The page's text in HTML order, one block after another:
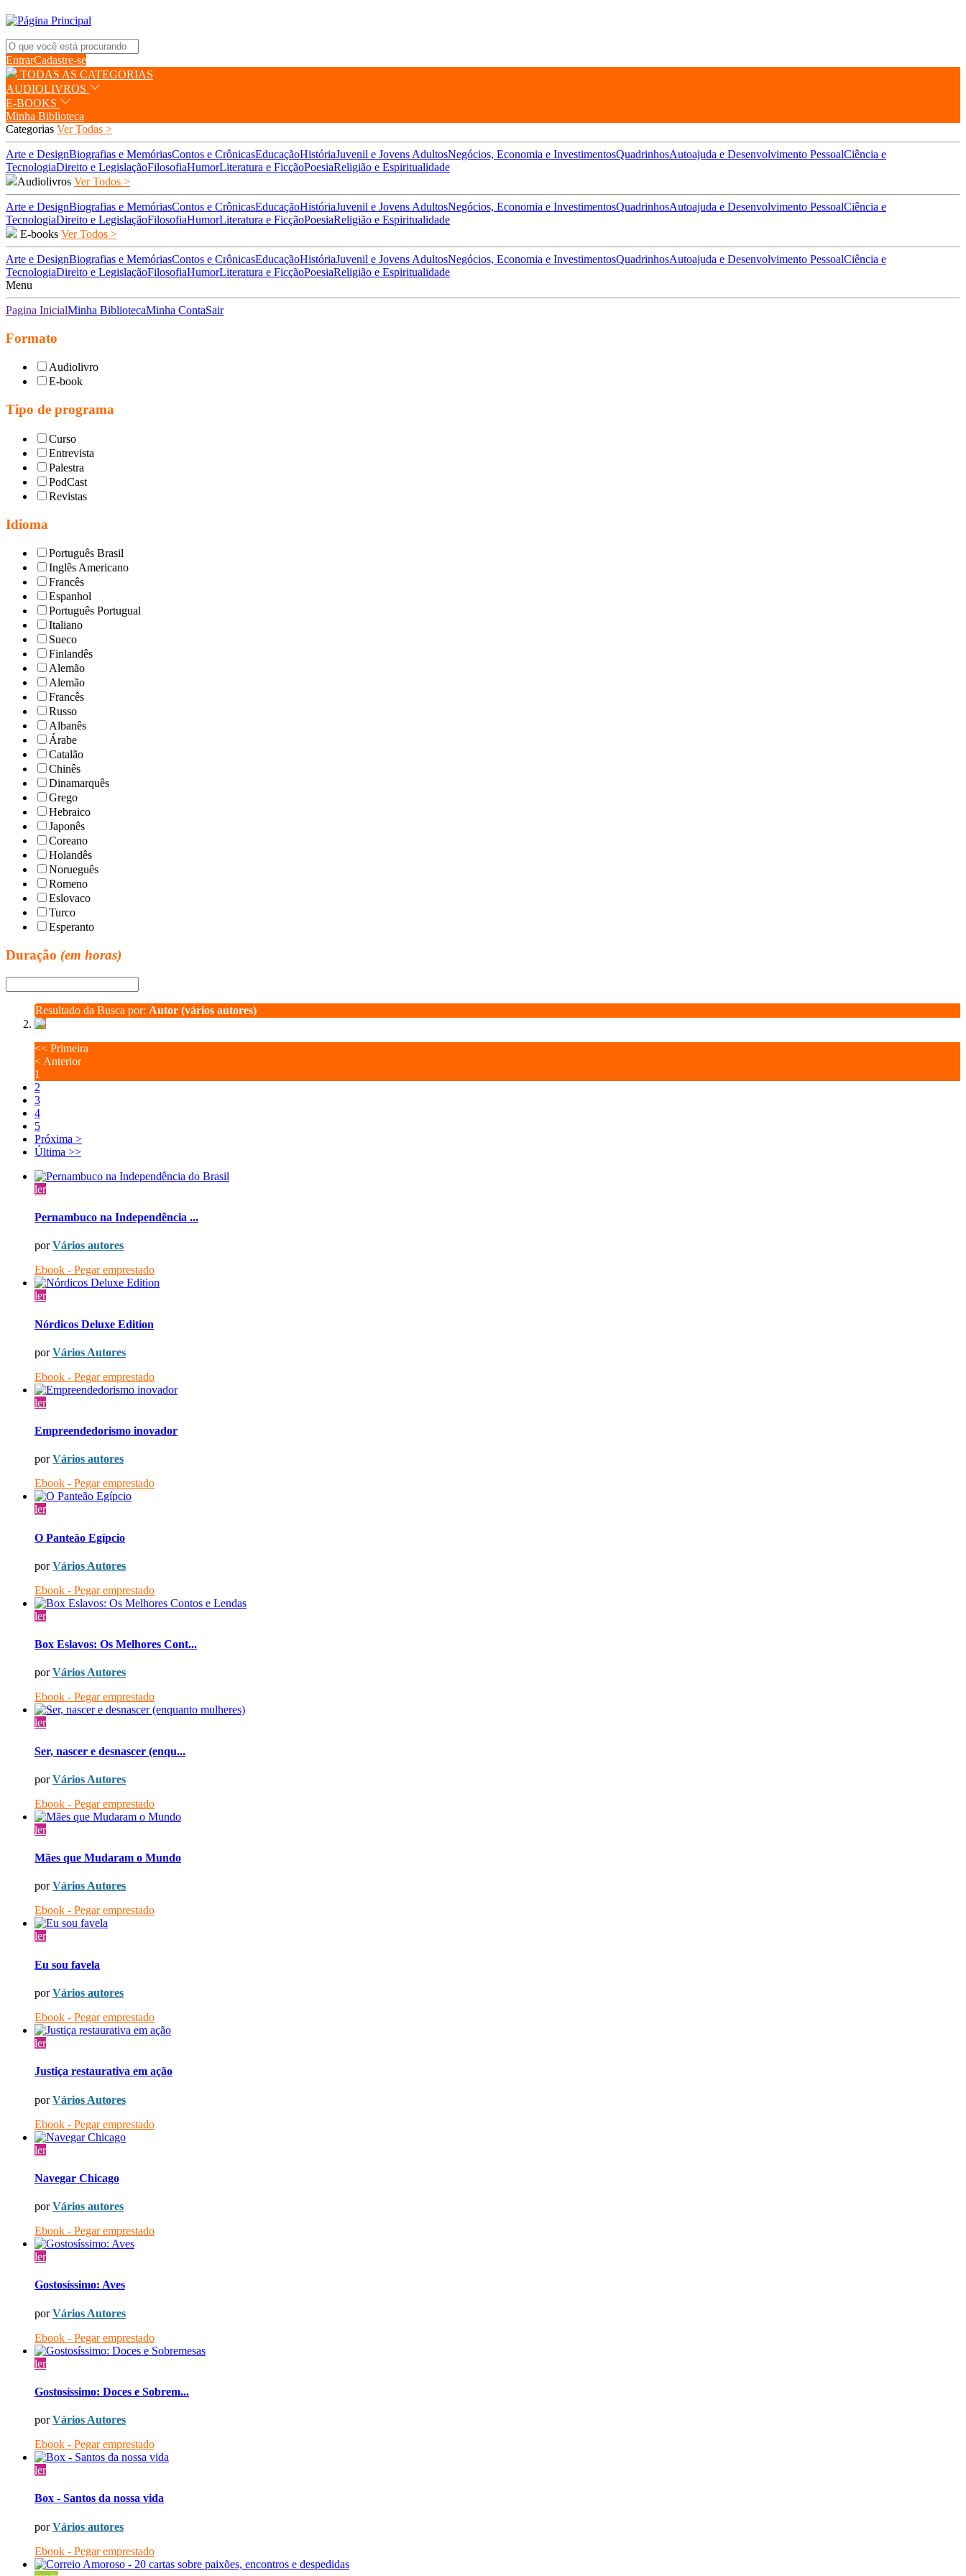
EntrarCadastre-se
TODAS AS CATEGORIAS
AUDIOLIVROS
E-BOOKS
Minha Biblioteca
Categorias Ver Todas >
Arte e DesignBiografias e MemóriasContos e CrônicasEducaçãoHistóriaJuvenil e Jovens AdultosNegócios, Economia e InvestimentosQuadrinhosAutoajuda e Desenvolvimento PessoalCiência e
TecnologiaDireito e LegislaçãoFilosofiaHumorLiteratura e FicçãoPoesiaReligião e Espiritualidade
Audiolivros Ver Todos >
Arte e DesignBiografias e MemóriasContos e CrônicasEducaçãoHistóriaJuvenil e Jovens AdultosNegócios, Economia e InvestimentosQuadrinhosAutoajuda e Desenvolvimento PessoalCiência e
TecnologiaDireito e LegislaçãoFilosofiaHumorLiteratura e FicçãoPoesiaReligião e Espiritualidade
E-books Ver Todos >
Arte e DesignBiografias e MemóriasContos e CrônicasEducaçãoHistóriaJuvenil e Jovens AdultosNegócios, Economia e InvestimentosQuadrinhosAutoajuda e Desenvolvimento PessoalCiência e
TecnologiaDireito e LegislaçãoFilosofiaHumorLiteratura e FicçãoPoesiaReligião e Espiritualidade
Menu
Pagina InicialMinha BibliotecaMinha ContaSair
Formato
Audiolivro
E-book
Tipo de programa
Curso
Entrevista
Palestra
PodCast
Revistas
Idioma
Português Brasil
Inglês Americano
Francês
Espanhol
Português Portugual
Italiano
Sueco
Finlandês
Alemão
Alemão
Francês
Russo
Albanês
Árabe
Catalão
Chinês
Dinamarquês
Grego
Hebraico
Japonês
Coreano
Holandês
Norueguês
Romeno
Eslovaco
Turco
Esperanto
Duração (em horas)
Resultado da Busca por: Autor (vários autores)
<< Primeira
< Anterior
1
2
3
4
5
Próxima >
Última >>
ler
Pernambuco na Independência ...
porVários autores
Ebook - Pegar emprestado
ler
Nórdicos Deluxe Edition
porVários Autores
Ebook - Pegar emprestado
ler
Empreendedorismo inovador
porVários autores
Ebook - Pegar emprestado
ler
O Panteão Egípcio
porVários Autores
Ebook - Pegar emprestado
ler
Box Eslavos: Os Melhores Cont...
porVários Autores
Ebook - Pegar emprestado
ler
Ser, nascer e desnascer (enqu...
porVários Autores
Ebook - Pegar emprestado
ler
Mães que Mudaram o Mundo
porVários Autores
Ebook - Pegar emprestado
ler
Eu sou favela
porVários autores
Ebook - Pegar emprestado
ler
Justiça restaurativa em ação
porVários Autores
Ebook - Pegar emprestado
ler
Navegar Chicago
porVários autores
Ebook - Pegar emprestado
ler
Gostosíssimo: Aves
porVários Autores
Ebook - Pegar emprestado
ler
Gostosíssimo: Doces e Sobrem...
porVários Autores
Ebook - Pegar emprestado
ler
Box - Santos da nossa vida
porVários autores
Ebook - Pegar emprestado